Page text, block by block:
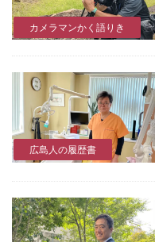
カメラマンかく語りき
広島人の履歴書